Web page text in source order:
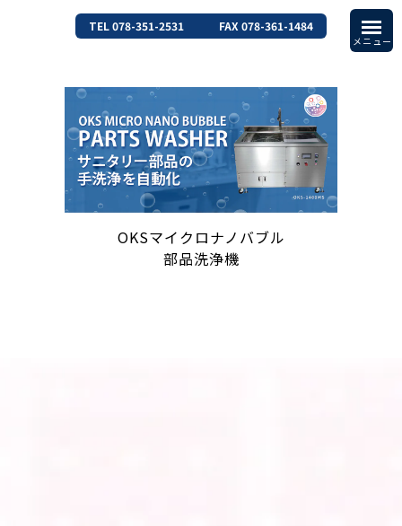
TEL 078-351-2531 FAX 078-361-1484
OKSマイクロナノバブル
部品洗浄機